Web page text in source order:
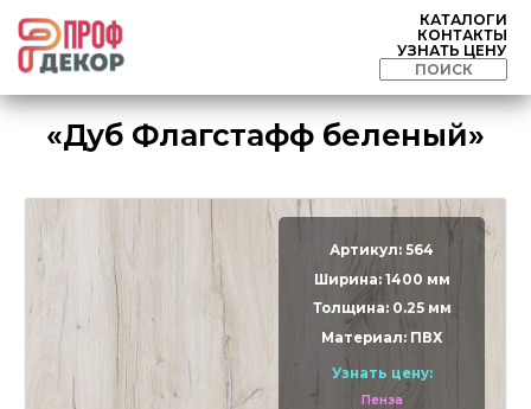
КАТАЛОГИ
КОНТАКТЫ
УЗНАТЬ ЦЕНУ
«Дуб Флагстафф беленый»
Артикул: 564
Ширина: 1400 мм
Толщина: 0.25 мм
Материал: ПВХ
Узнать цену:
Пенза